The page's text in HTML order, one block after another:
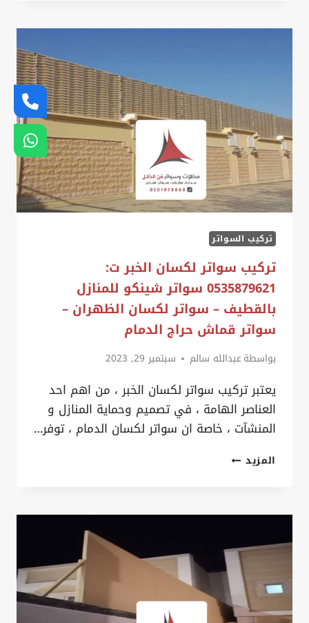
0535879621
تركيب السواتر
تركيب سواتر لكسان الخبر ت:
0535879621 سواتر شينكو للمنازل
بالقطيف – سواتر لكسان الظهران –
سواتر قماش حراج الدمام
بواسطةعبدالله سالم سبتمبر 29, 2023
يعتبر تركيب سواتر لكسان الخبر ، من اهم احد
العناصر الهامة ، في تصميم وحماية المنازل و
المنشآت ، خاصة ان سواتر لكسان الدمام ، توفر…
المزيدتركيب
الخبر
0535879621
سواتر
شينكو
للمنازل